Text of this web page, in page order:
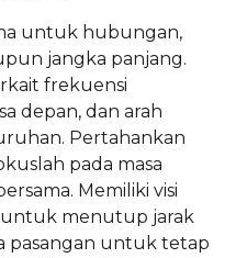
untuk hubungan,
jangka panjang.
frekuensi
depan, dan arah
Pertahankan
pada masa
Memiliki visi
untuk menutup jarak
pasangan untuk tetap